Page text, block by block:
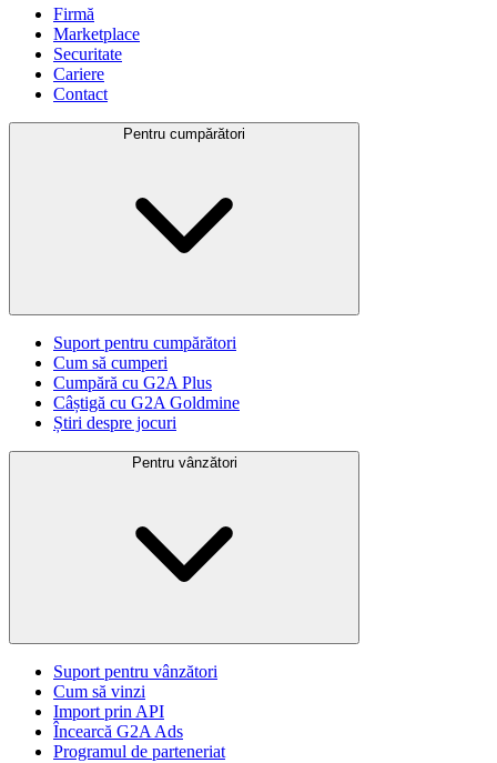
Firmă
Marketplace
Securitate
Cariere
Contact
Pentru cumpărători
Suport pentru cumpărători
Cum să cumperi
Cumpără cu G2A Plus
Câștigă cu G2A Goldmine
Știri despre jocuri
Pentru vânzători
Suport pentru vânzători
Cum să vinzi
Import prin API
Încearcă G2A Ads
Programul de parteneriat